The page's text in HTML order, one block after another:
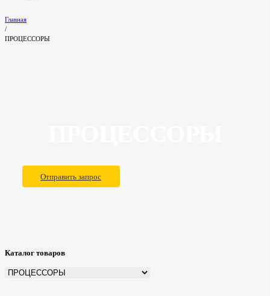
Главная
/
ПРОЦЕССОРЫ
Отправить запрос
Каталог товаров